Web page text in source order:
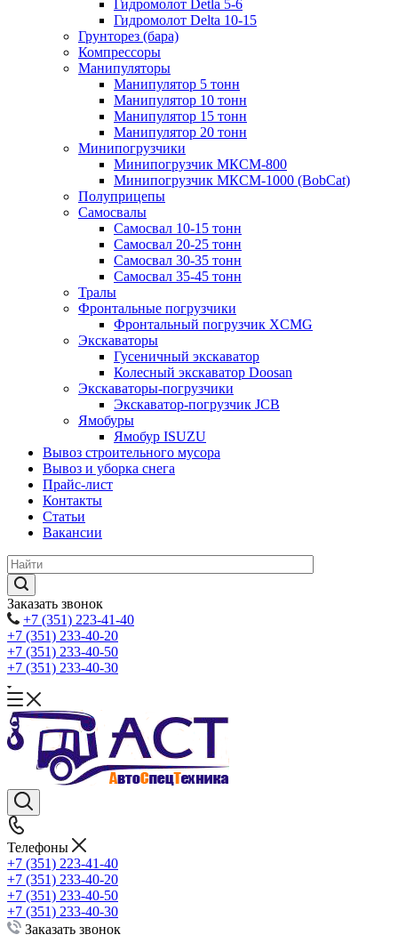
Гидромолот Detla 5-6
Гидромолот Delta 10-15
Грунторез (бара)
Компрессоры
Манипуляторы
Манипулятор 5 тонн
Манипулятор 10 тонн
Манипулятор 15 тонн
Манипулятор 20 тонн
Минипогрузчики
Минипогрузчик МКСМ-800
Минипогрузчик МКСМ-1000 (BobCat)
Полуприцепы
Самосвалы
Самосвал 10-15 тонн
Самосвал 20-25 тонн
Самосвал 30-35 тонн
Самосвал 35-45 тонн
Тралы
Фронтальные погрузчики
Фронтальный погрузчик XСMG
Экскаваторы
Гусеничный экскаватор
Колесный экскаватор Doosan
Экскаваторы-погрузчики
Экскаватор-погрузчик JCB
Ямобуры
Ямобур ISUZU
Вывоз строительного мусора
Вывоз и уборка снега
Прайс-лист
Контакты
Статьи
Вакансии
Заказать звонок
+7 (351) 223-41-40
+7 (351) 233-40-20
+7 (351) 233-40-50
+7 (351) 233-40-30
Телефоны
+7 (351) 223-41-40
+7 (351) 233-40-20
+7 (351) 233-40-50
+7 (351) 233-40-30
Заказать звонок